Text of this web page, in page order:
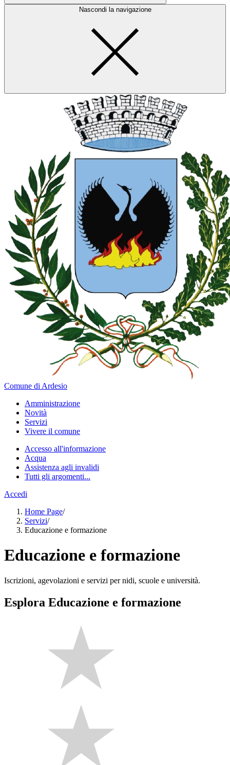
Nascondi la navigazione
Comune di Ardesio
Amministrazione
Novità
Servizi
Vivere il comune
Accesso all'informazione
Acqua
Assistenza agli invalidi
Tutti gli argomenti...
Accedi
Home Page/
Servizi/
Educazione e formazione
Educazione e formazione
Iscrizioni, agevolazioni e servizi per nidi, scuole e università.
Esplora Educazione e formazione